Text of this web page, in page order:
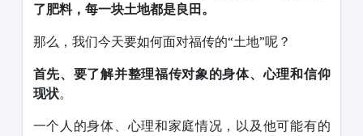
了肥料，每一块土地都是良田。
那么，我们今天要如何面对福传的“土地”呢？
首先、要了解并整理福传对象的身体、心理和信仰
现状。
一个人的身体、心理和家庭情况，以及他可能有的